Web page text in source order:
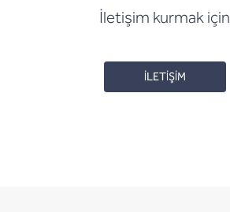
İletişim kurmak için
İLETİŞİM